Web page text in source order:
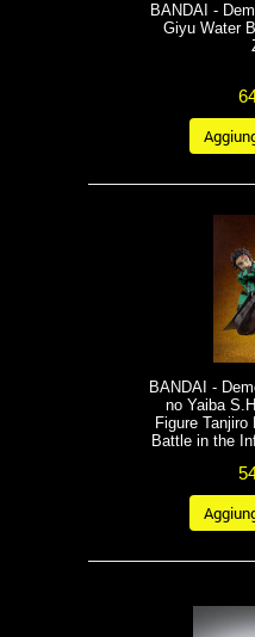
BANDAI -
Giyu Water
BANDAI -
no Yaiba
Figure Tanjiro
Battle in the